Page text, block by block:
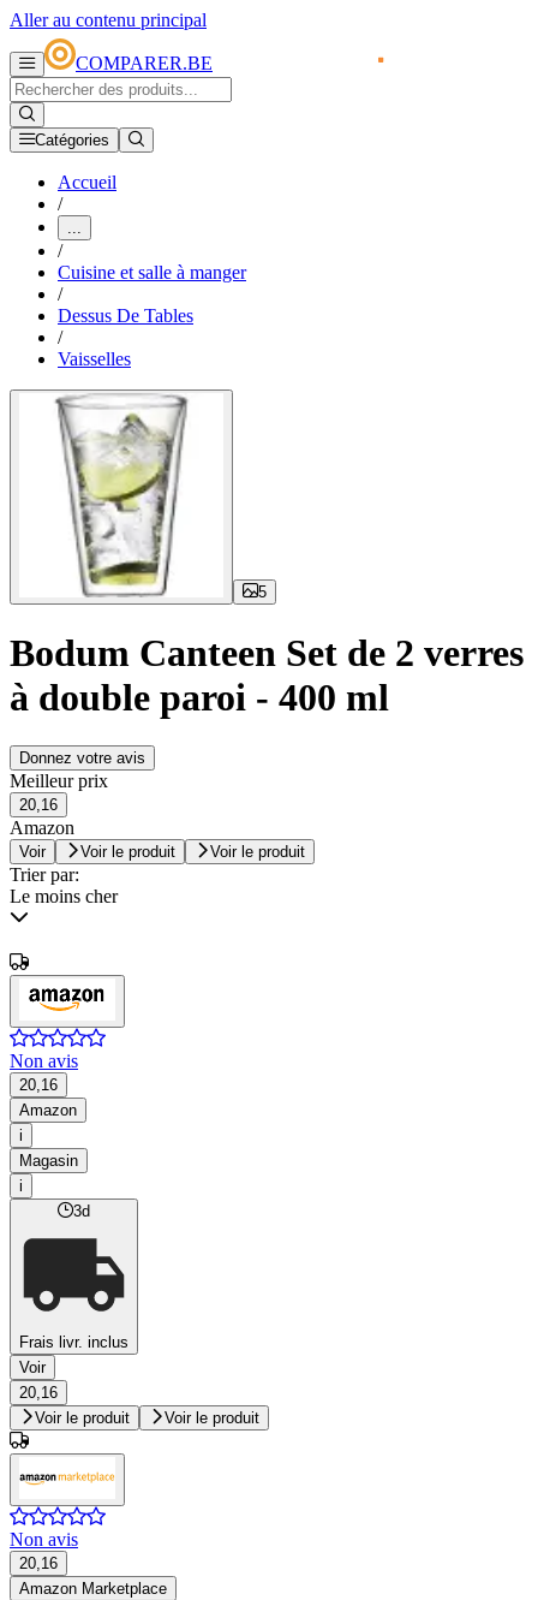
Aller au contenu principal
COMPARER.BE
Catégories
Accueil
/
...
/
Cuisine et salle à manger
/
Dessus De Tables
/
Vaisselles
5
Bodum Canteen Set de 2 verres
à double paroi - 400 ml
Donnez votre avis
Meilleur prix
20,16
Amazon
Voir Voir le produit Voir le produit
Trier par:
Le moins cher
Non avis
20,16
Amazon
i
Magasin
i
3d
Frais livr. inclus
Voir
20,16
Voir le produit
Voir le produit
Non avis
20,16
Amazon Marketplace